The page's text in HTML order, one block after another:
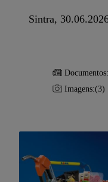
Sintra,
Documentos:
Imagens:(3)